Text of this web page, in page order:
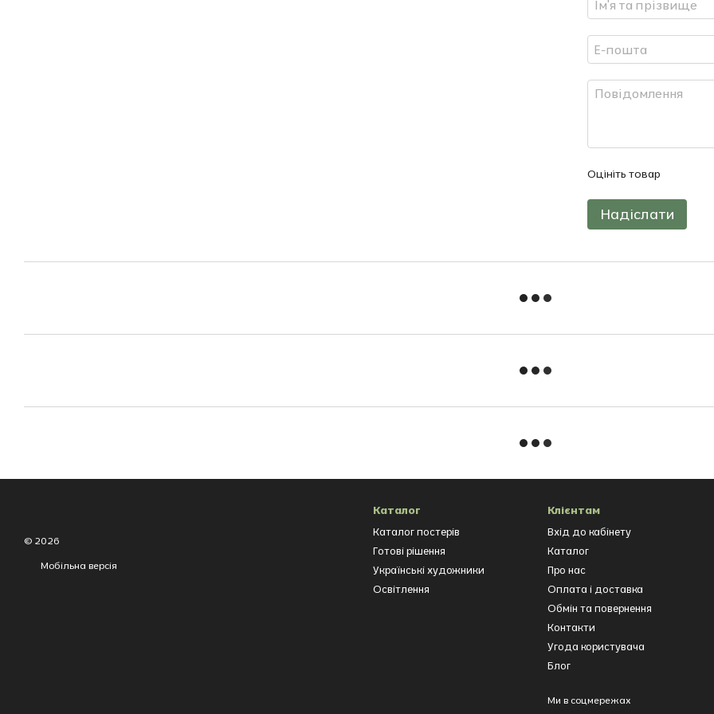
Оцініть товар
Надіслати
© 2026
Мобільна версія
Каталог
Каталог постерів
Готові рішення
Українські художники
Освітлення
Клієнтам
Вхід до кабінету
Каталог
Про нас
Оплата і доставка
Обмін та повернення
Контакти
Угода користувача
Блог
Ми в соцмережах